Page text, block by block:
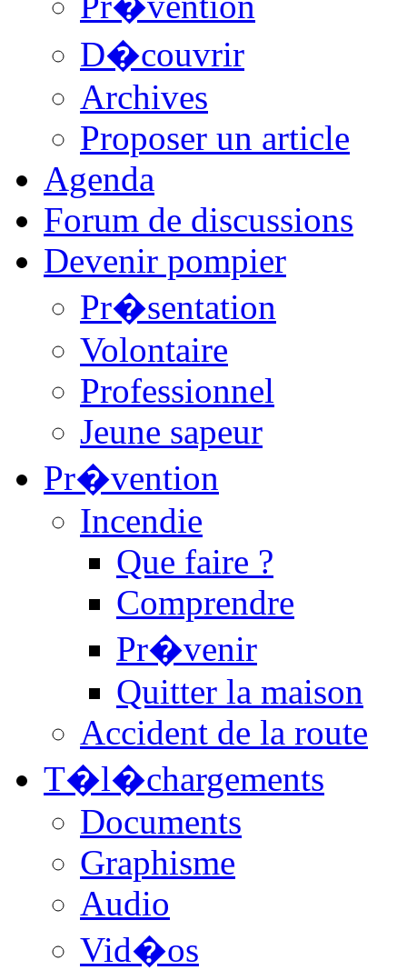
D�couvrir
Archives
Proposer un article
Agenda
Forum de discussions
Devenir pompier
Pr�sentation
Volontaire
Professionnel
Jeune sapeur
Pr�vention
Incendie
Que faire ?
Comprendre
Pr�venir
Quitter la maison
Accident de la route
T�l�chargements
Documents
Graphisme
Audio
Vid�os